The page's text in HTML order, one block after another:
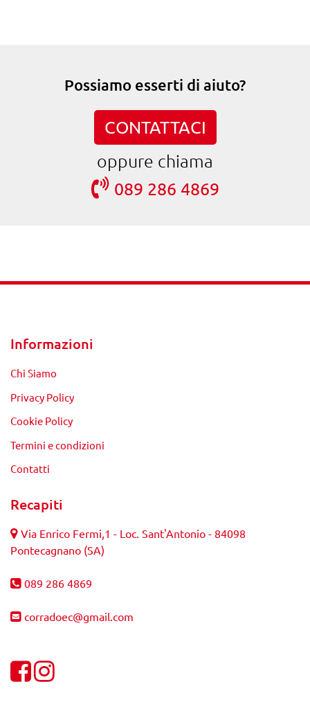
Possiamo esserti di aiuto?
CONTATTACI
oppure chiama
089 286 4869
Informazioni
Chi Siamo
Privacy Policy
Cookie Policy
Termini e condizioni
Contatti
Recapiti
Via Enrico Fermi,1 - Loc. Sant'Antonio - 84098
Pontecagnano (SA)
089 286 4869
corradoec@gmail.com
Visualizza la nostra pagina Facebook
Visualizza il nostro profilo Instagram